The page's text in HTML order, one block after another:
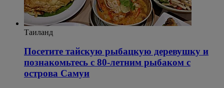
Таиланд
Посетите тайскую рыбацкую деревушку и
познакомьтесь с 80-летним рыбаком с
острова Самуи